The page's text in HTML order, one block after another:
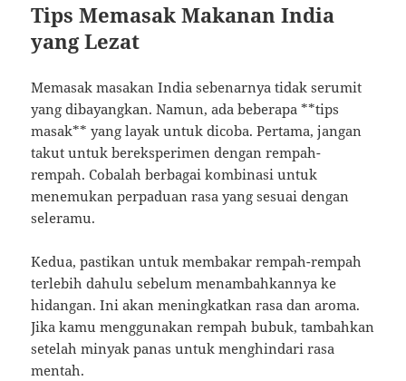
Tips Memasak Makanan India
yang Lezat
Memasak masakan India sebenarnya tidak serumit
yang dibayangkan. Namun, ada beberapa **tips
masak** yang layak untuk dicoba. Pertama, jangan
takut untuk bereksperimen dengan rempah-
rempah. Cobalah berbagai kombinasi untuk
menemukan perpaduan rasa yang sesuai dengan
seleramu.
Kedua, pastikan untuk membakar rempah-rempah
terlebih dahulu sebelum menambahkannya ke
hidangan. Ini akan meningkatkan rasa dan aroma.
Jika kamu menggunakan rempah bubuk, tambahkan
setelah minyak panas untuk menghindari rasa
mentah.